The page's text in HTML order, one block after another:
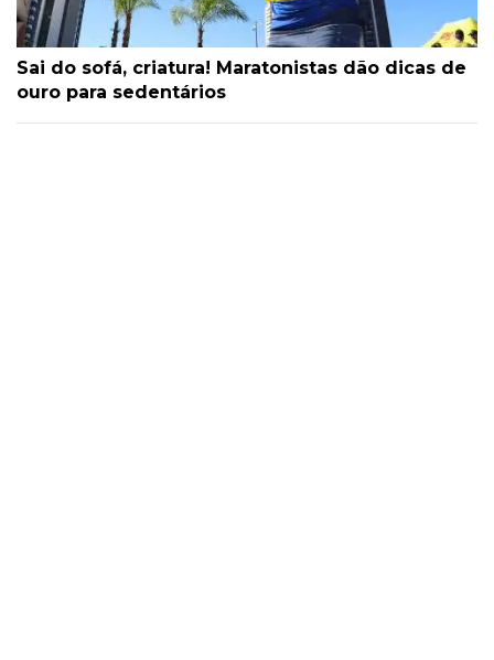
Sai do sofá, criatura! Maratonistas dão dicas de
ouro para sedentários